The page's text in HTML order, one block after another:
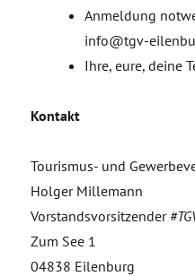
Anmeldung
info@tgv-
Ihre, eure, deine
Kontakt
Tourismus- und
Holger Millemann
Vorstandsvorsitzender
Zum See 1
04838 Eilenburg